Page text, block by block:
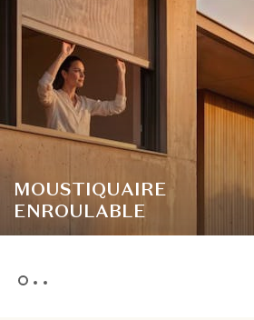
MOUSTIQUAIRE
ENROULABLE